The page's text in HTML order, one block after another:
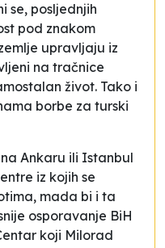
se, posljednjih
pod znakom
upravljaju iz
na tračnice
život. Tako i
borbe za turski
Ankaru ili Istanbul
iz kojih se
mada bi i ta
osporavanje BiH
koji Milorad